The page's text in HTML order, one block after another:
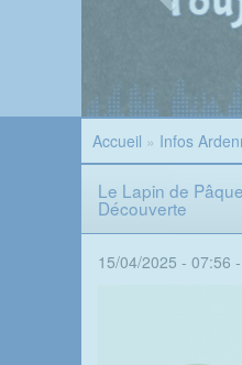
Accueil » Infos
Le Lapin de
Découverte
15/04/2025 - 07:56 -